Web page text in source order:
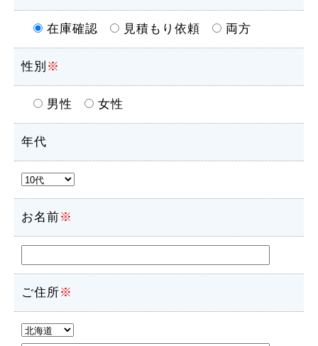
在庫確認 見積もり依頼 両方
性別 ※
男性 女性
年代
お名前※
ご住所※